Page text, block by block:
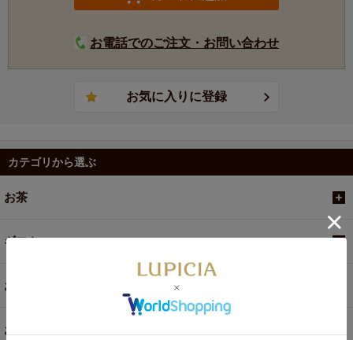
お電話でのご注文・お問い合わせ
カテゴリから選ぶ
お茶
ギフト
お菓子・食品・飲料
お買い得商品